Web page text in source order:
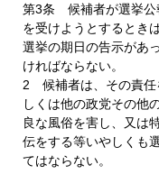
第3条 候補者が選挙公
を受けようとするとき
選挙の期日の告示があ
ければならない。
2 候補者は、その責任
しくは他の政党その他
良な風俗を害し、又は
伝をする等いやしくも
てはならない。